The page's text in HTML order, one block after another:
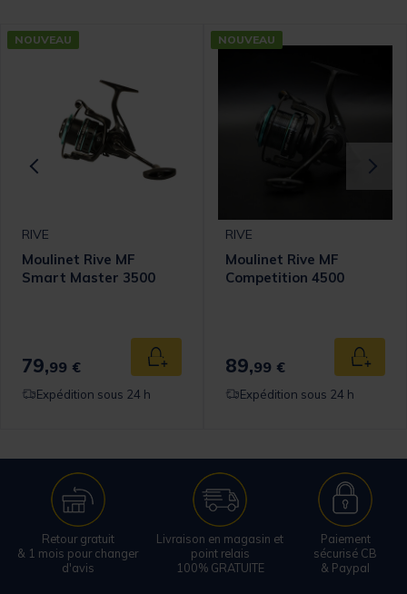
panier
NOUVEAU
RIVE
Moulinet Rive MF
Smart Master 3500
79,99 € Ajouter au panier
Expédition sous 24 h
NOUVEAU
RIVE
Moulinet Rive MF
Competition 4500
89,99 €
Expédition sous 24 h
Retour gratuit
& 1 mois pour changer
d'avis
Livraison en magasin et
point relais
100% GRATUITE
Paiement
sécurisé CB
& Paypal